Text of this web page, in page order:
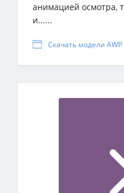
анимацией осмотра,
и......
Скачать модели AWP